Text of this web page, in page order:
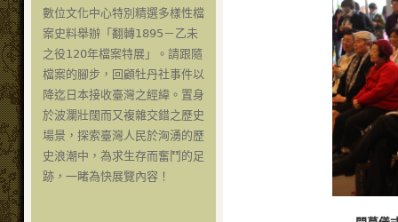
數位文化中心特別精選多樣性檔
案史料舉辦「翻轉1895－乙未
之役120年檔案特展」。請跟隨
檔案的腳步，回顧牡丹社事件以
降迄日本接收臺灣之經緯。置身
於波瀾壯闊而又複雜交錯之歷史
場景，探索臺灣人民於洶湧的歷
史浪潮中，為求生存而奮鬥的足
跡，一睹為快展覽內容！